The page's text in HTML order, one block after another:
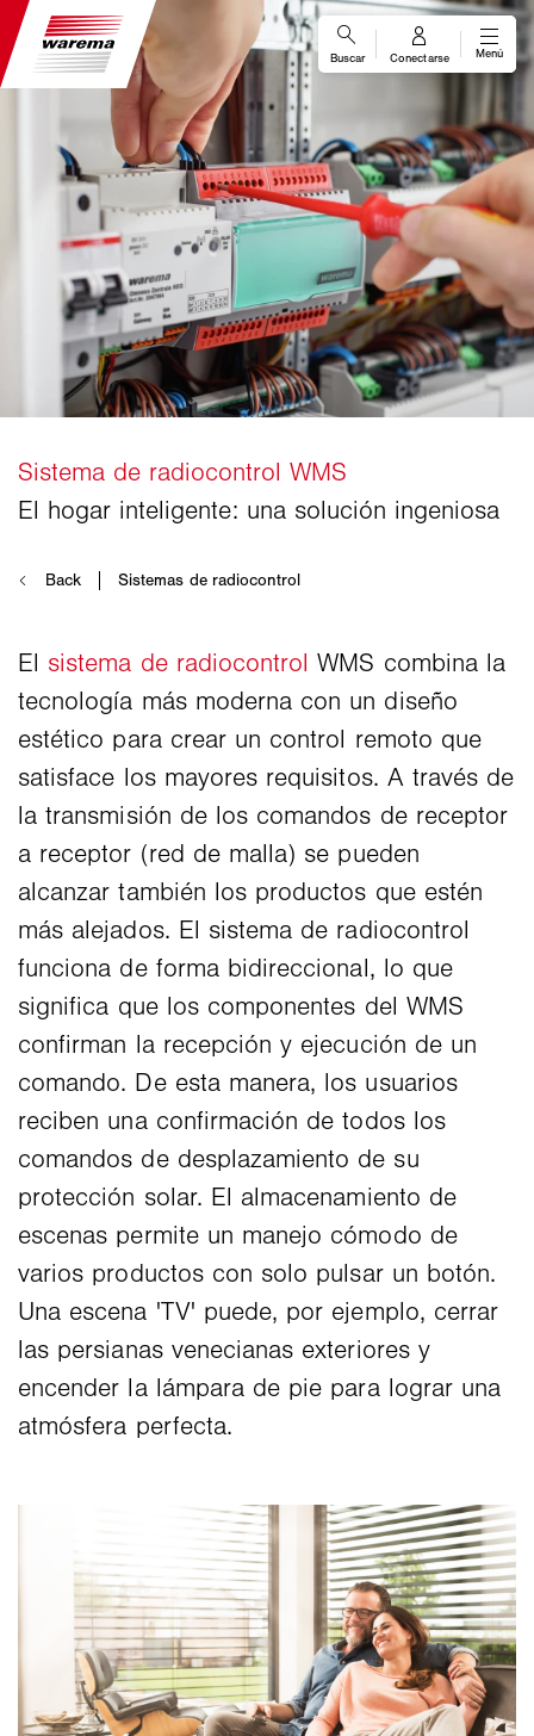
El sistema de radiocontrol WMS combina la
tecnología más moderna con un diseño
estético para crear un control remoto que
satisface los mayores requisitos. A través de
la transmisión de los comandos de receptor
a receptor (red de malla) se pueden
alcanzar también los productos que estén
más alejados. El sistema de radiocontrol
funciona de forma bidireccional, lo que
significa que los componentes del WMS
confirman la recepción y ejecución de un
comando. De esta manera, los usuarios
reciben una confirmación de todos los
comandos de desplazamiento de su
protección solar. El almacenamiento de
escenas permite un manejo cómodo de
varios productos con solo pulsar un botón.
Una escena 'TV' puede, por ejemplo, cerrar
las persianas venecianas exteriores y
encender la lámpara de pie para lograr una
atmósfera perfecta.